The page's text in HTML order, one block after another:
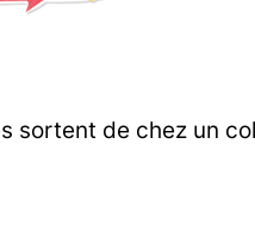
sortent de chez un